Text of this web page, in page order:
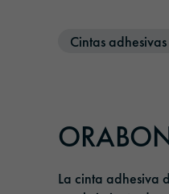
Materiales
Cintas
Historia
Gestión
Cintas
La cinta adhesiva